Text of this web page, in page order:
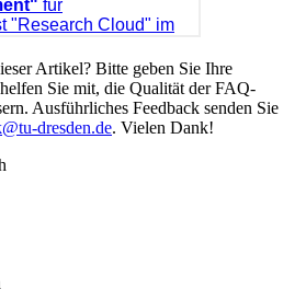
Artikel? Bitte geben Sie Ihre
Sie mit, die Qualität der FAQ-
Ausführliches Feedback senden Sie
dresden.de. Vielen Dank!